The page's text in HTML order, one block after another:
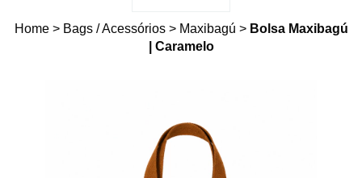
Home > Bags / Acessórios > Maxibagú > Bolsa Maxibagú
| Caramelo